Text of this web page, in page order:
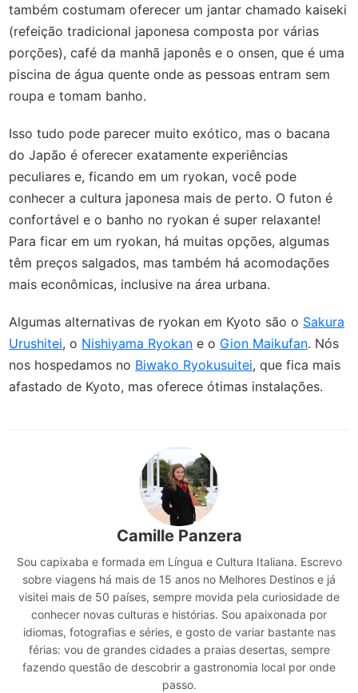
também costumam oferecer um jantar chamado kaiseki
(refeição tradicional japonesa composta por várias
porções), café da manhã japonês e o onsen, que é uma
piscina de água quente onde as pessoas entram sem
roupa e tomam banho.
Isso tudo pode parecer muito exótico, mas o bacana
do Japão é oferecer exatamente experiências
peculiares e, ficando em um ryokan, você pode
conhecer a cultura japonesa mais de perto. O futon é
confortável e o banho no ryokan é super relaxante!
Para ficar em um ryokan, há muitas opções, algumas
têm preços salgados, mas também há acomodações
mais econômicas, inclusive na área urbana.
Algumas alternativas de ryokan em Kyoto são o Sakura
Urushitei, o Nishiyama Ryokan e o Gion Maikufan. Nós
nos hospedamos no Biwako Ryokusuitei, que fica mais
afastado de Kyoto, mas oferece ótimas instalações.
Camille Panzera
Sou capixaba e formada em Língua e Cultura Italiana. Escrevo
sobre viagens há mais de 15 anos no Melhores Destinos e já
visitei mais de 50 países, sempre movida pela curiosidade de
conhecer novas culturas e histórias. Sou apaixonada por
idiomas, fotografias e séries, e gosto de variar bastante nas
férias: vou de grandes cidades a praias desertas, sempre
fazendo questão de descobrir a gastronomia local por onde
passo.